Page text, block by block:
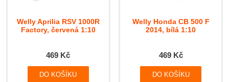
Welly Aprilia RSV 1000R
Factory, červená 1:10
469 Kč
Welly Honda CB 500 F
2014, bílá 1:10
469 Kč